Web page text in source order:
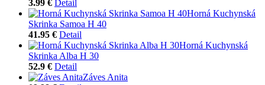
3.99 € Detail
Horná Kuchynská
Skrinka Samoa H 40
41.95 € Detail
Horná Kuchynská
Skrinka Alba H 30
52.9 € Detail
Záves Anita